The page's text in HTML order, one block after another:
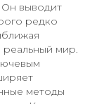
Он выводит
редко
мир.
методы